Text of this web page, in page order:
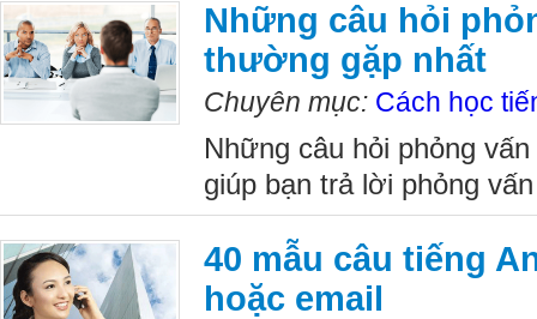
Những câu hỏi
thường gặp nhất
Chuyên mục: Cách học
Những câu hỏi phỏng
giúp bạn trả lời phỏng
40 mẫu câu tiếng
hoặc email